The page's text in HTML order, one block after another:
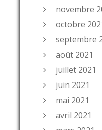
novembre
octobre
septembre
août 2021
juillet 2021
juin 2021
mai 2021
avril 2021